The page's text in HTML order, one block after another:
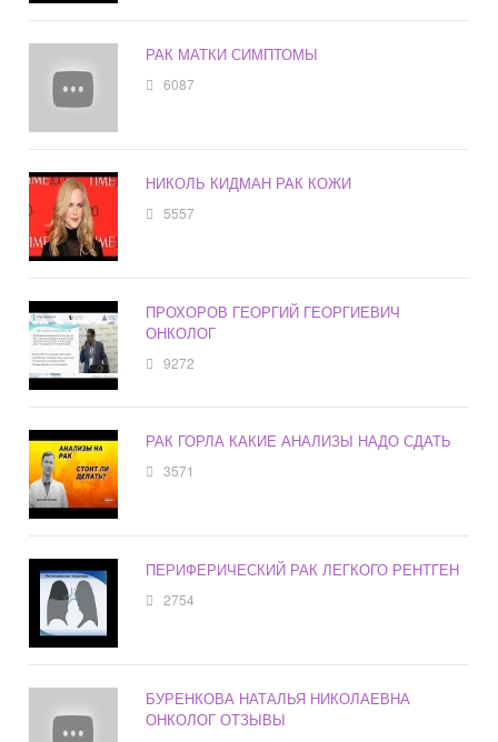
РАК МАТКИ СИМПТОМЫ
6087
НИКОЛЬ КИДМАН РАК КОЖИ
5557
ПРОХОРОВ ГЕОРГИЙ ГЕОРГИЕВИЧ
ОНКОЛОГ
9272
РАК ГОРЛА КАКИЕ АНАЛИЗЫ НАДО СДАТЬ
3571
ПЕРИФЕРИЧЕСКИЙ РАК ЛЕГКОГО РЕНТГЕН
2754
БУРЕНКОВА НАТАЛЬЯ НИКОЛАЕВНА
ОНКОЛОГ ОТЗЫВЫ